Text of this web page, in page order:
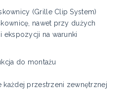
(Grille Clip System)
nawet przy dużych
ekspozycji na warunki
do montażu
każdej przestrzeni zewnętrznej